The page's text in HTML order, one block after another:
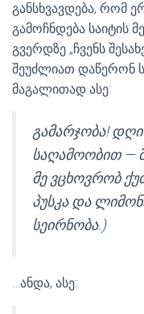
განსხვავდება, რომ
გამოჩნდება საიტის
გვერდზე „ჩვენს
შეუძლიათ დაწერონ
მაგალითად ასე:
გამარჯობა!
საღამოობით —
მე ვცხოვრობ
პუსკა და
სეირნობა.)
…ანდა, ასე: